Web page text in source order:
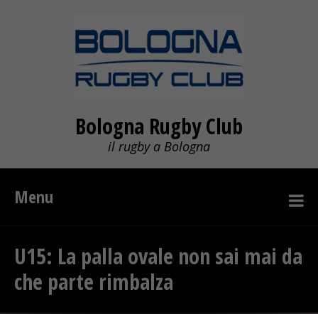
Bologna Rugby Club
il rugby a Bologna
Menu
U15: La palla ovale non sai mai da
che parte rimbalza